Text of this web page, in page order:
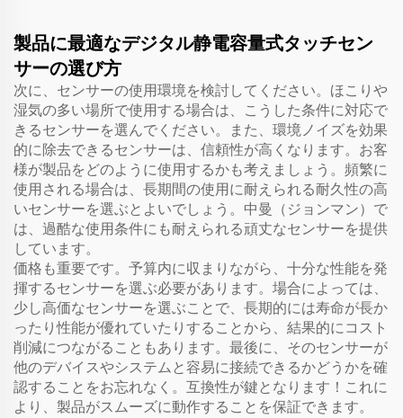
製品に最適なデジタル静電容量式タッチセン
サーの選び方
次に、センサーの使用環境を検討してください。ほこりや
湿気の多い場所で使用する場合は、こうした条件に対応で
きるセンサーを選んでください。また、環境ノイズを効果
的に除去できるセンサーは、信頼性が高くなります。お客
様が製品をどのように使用するかも考えましょう。頻繁に
使用される場合は、長期間の使用に耐えられる耐久性の高
いセンサーを選ぶとよいでしょう。中曼（ジョンマン）で
は、過酷な使用条件にも耐えられる頑丈なセンサーを提供
しています。
価格も重要です。予算内に収まりながら、十分な性能を発
揮するセンサーを選ぶ必要があります。場合によっては、
少し高価なセンサーを選ぶことで、長期的には寿命が長か
ったり性能が優れていたりすることから、結果的にコスト
削減につながることもあります。最後に、そのセンサーが
他のデバイスやシステムと容易に接続できるかどうかを確
認することをお忘れなく。互換性が鍵となります！これに
より、製品がスムーズに動作することを保証できます。